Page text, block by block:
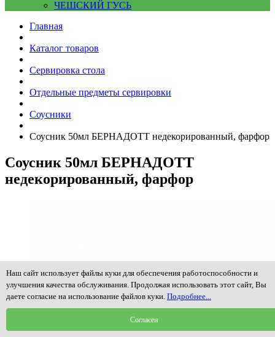
ЧЕШСКИЙ ГУСЬ
Главная
Каталог товаров
Сервировка стола
Отдельные предметы сервировки
Соусники
Соусник 50мл БЕРНАДОТТ недекорированный, фарфор
Соусник 50мл БЕРНАДОТТ
недекорированный, фарфор
Наш сайт использует файлы куки для обеспечения работоспособности и
улучшения качества обслуживания. Продолжая использовать этот сайт, Вы
даете согласие на использование файлов куки. Подробнее...
Согласен